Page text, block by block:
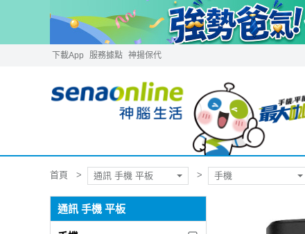
下載App 服務據點 神揚保代
首頁 通訊 手機 平板 手機
通訊 手機 平板